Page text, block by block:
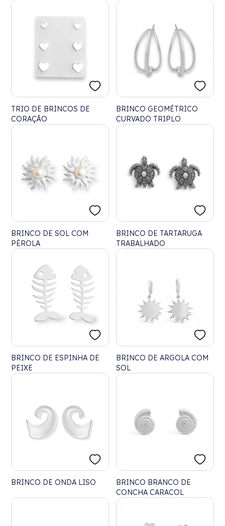
TRIO DE BRINCOS DE
CORAÇÃO
BRINCO GEOMÉTRICO
CURVADO TRIPLO
BRINCO DE SOL COM
PÉROLA
BRINCO DE TARTARUGA
TRABALHADO
BRINCO DE ESPINHA DE
PEIXE
BRINCO DE ARGOLA COM
SOL
BRINCO DE ONDA LISO
BRINCO BRANCO DE
CONCHA CARACOL